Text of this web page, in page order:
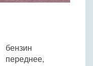
бензин
переднее,